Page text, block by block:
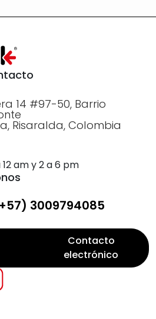
14 #97-50, Barrio
Risaralda, Colombia
am y 2 a 6 pm
3009794085
Contacto
electrónico